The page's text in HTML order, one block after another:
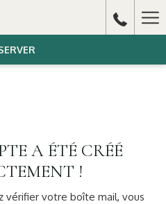
A ÉTÉ CRÉÉ
!
vérifier votre boîte mail, vous